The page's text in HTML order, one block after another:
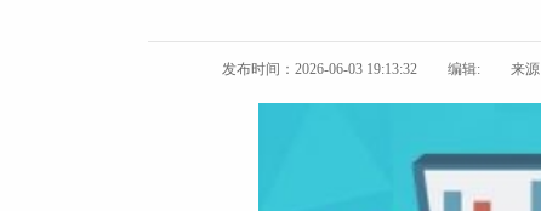
发布时间：2026-06-03 19:13:32 编辑: 来